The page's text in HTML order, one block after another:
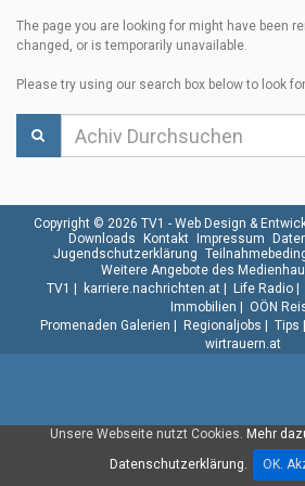
The page you are looking for might have been
changed, or is temporarily unavailable.
Please try using our search box below to look
Unsere Webseite nutzt Cookies. Mehr
Datenschutzerklärung.
OK.
Copyright © 2026 TV1 - Web Design &
Downloads
Kontakt Impressum
Jugendschutzerklärung
Weitere Angebote des
TV1
karriere.nachrichten.at| Life Radio|
Immobilien
OÖN
Promenaden Galerien
Regionaljobs Tips
wirtrauern.at